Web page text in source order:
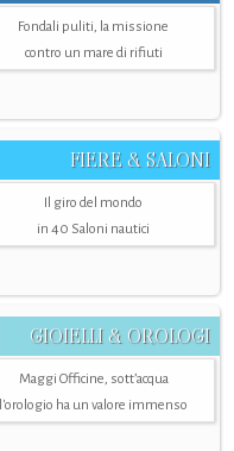
Fondali puliti, la missione
contro un mare di rifiuti
FIERE & SALONI
Il giro del mondo
in 40 Saloni nautici
GIOIELLI & OROLOGI
Maggi Officine, sott’acqua
l'orologio ha un valore immenso